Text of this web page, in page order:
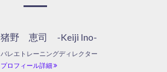
猪野 恵司 -Keiji Ino-
バレエトレーニングディレクター
プロフィール詳細